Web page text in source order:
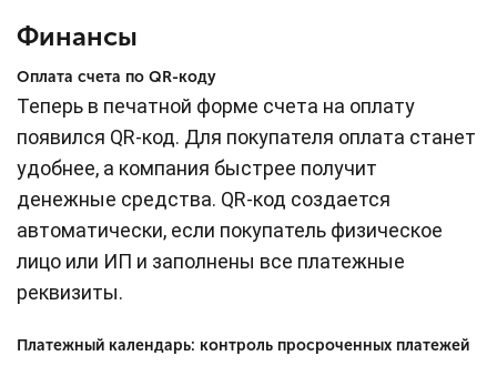
Финансы
Оплата счета по QR-коду
Теперь в печатной форме счета на оплату
появился QR-код. Для покупателя оплата станет
удобнее, а компания быстрее получит
денежные средства. QR-код создается
автоматически, если покупатель физическое
лицо или ИП и заполнены все платежные
реквизиты.
Платежный календарь: контроль просроченных платежей